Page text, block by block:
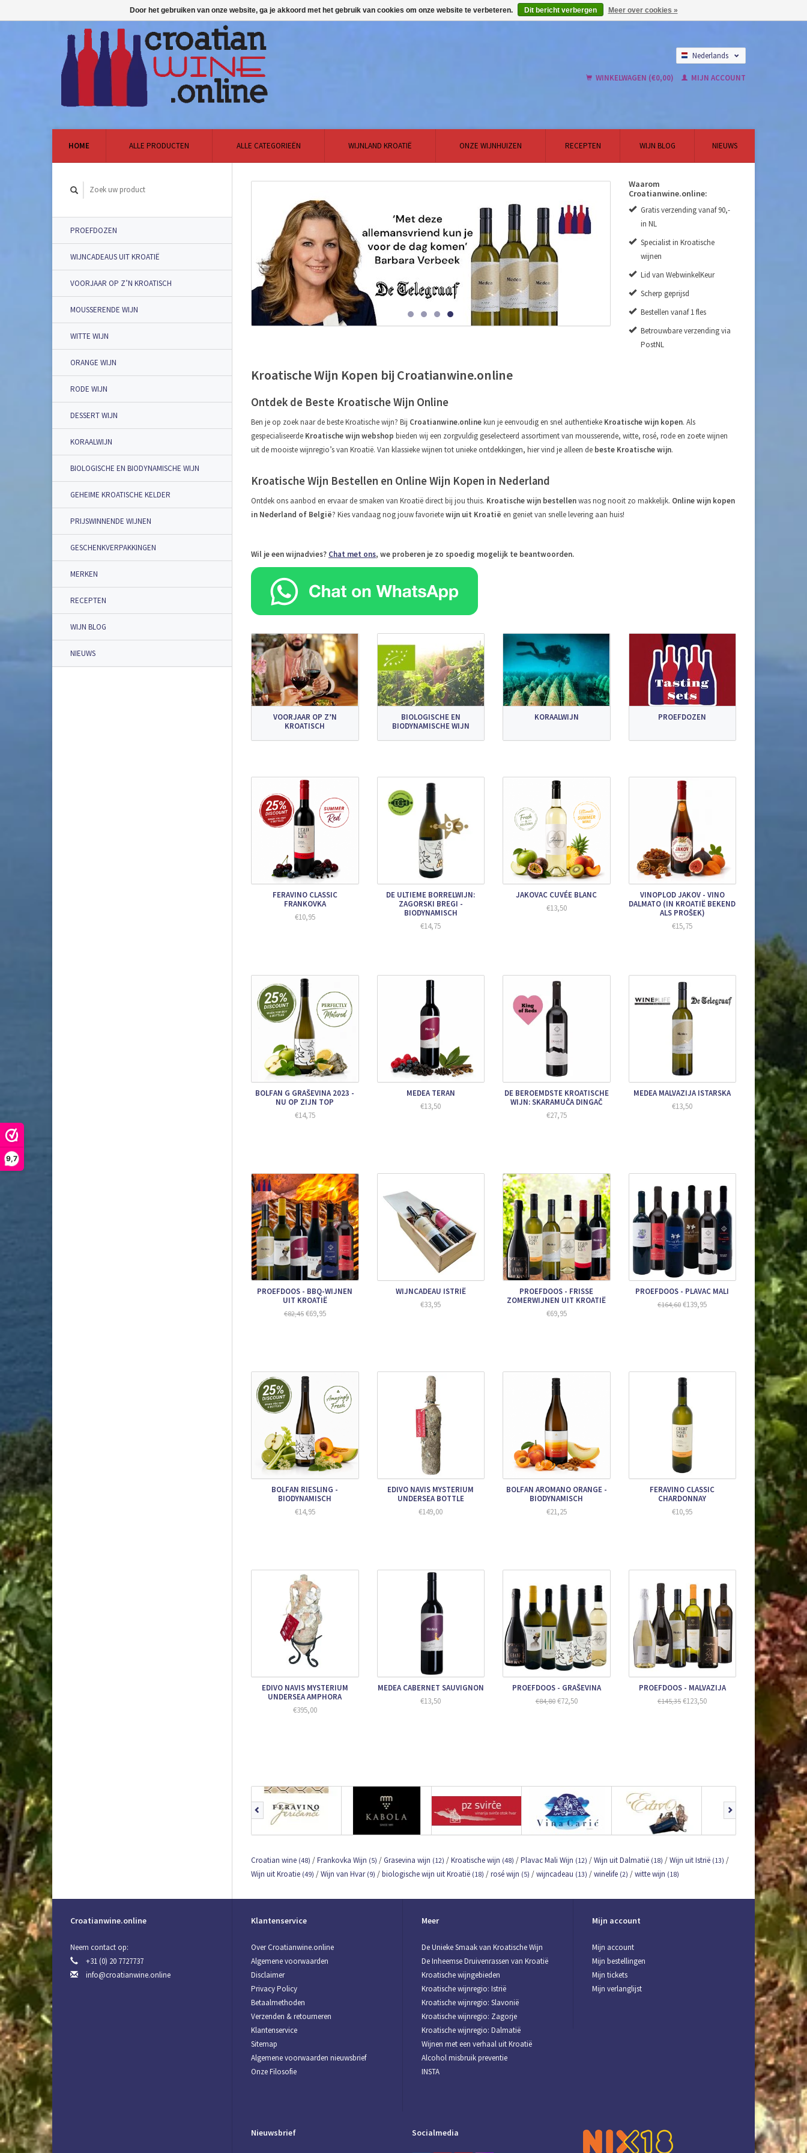
9,7
Nederlands
WINKELWAGEN (€0,00)
MIJN ACCOUNT
HOME ALLE PRODUCTEN ALLE CATEGORIEËN WIJNLAND KROATIË ONZE WIJNHUIZEN RECEPTEN WIJN BLOG NIEUWS
PROEFDOZEN
WIJNCADEAUS UIT KROATIË
VOORJAAR OP Z’N KROATISCH
MOUSSERENDE WIJN
WITTE WIJN
ORANGE WIJN
RODE WIJN
DESSERT WIJN
KORAALWIJN
BIOLOGISCHE EN BIODYNAMISCHE WIJN
GEHEIME KROATISCHE KELDER
PRIJSWINNENDE WIJNEN
GESCHENKVERPAKKINGEN
MERKEN
RECEPTEN
WIJN BLOG
NIEUWS
Waarom
Croatianwine.online:
Gratis verzending vanaf 90,-
in NL
Specialist in Kroatische
wijnen
Lid van WebwinkelKeur
Scherp geprijsd
Bestellen vanaf 1 fles
Betrouwbare verzending via
PostNL
Kroatische Wijn Kopen bij Croatianwine.online
Ontdek de Beste Kroatische Wijn Online
Ben je op zoek naar de beste Kroatische wijn? Bij Croatianwine.onlinekun je eenvoudig en snel authentieke Kroatische wijn kopen. Als
gespecialiseerde Kroatische wijn webshop bieden wij een zorgvuldig geselecteerd assortiment van mousserende, witte, rosé, rode en zoete wijnen
uit de mooiste wijnregio’s van Kroatië. Van klassieke wijnen tot unieke ontdekkingen, hier vind je alleen de beste Kroatische wijn.
Kroatische Wijn Bestellen en Online Wijn Kopen in Nederland
Ontdek ons aanbod en ervaar de smaken van Kroatië direct bij jou thuis. Kroatische wijn bestellenwas nog nooit zo makkelijk. Online wijn kopen
in Nederland of België? Kies vandaag nog jouw favorietewijn uit Kroatië en geniet van snelle levering aan huis!
Wil je een wijnadvies? Chat met ons, we proberen je zo spoedig mogelijk te beantwoorden.
VOORJAAR OP Z’N
KROATISCH
BIOLOGISCHE EN
BIODYNAMISCHE WIJN
KORAALWIJN PROEFDOZEN
FERAVINO CLASSIC
FRANKOVKA
€10,95
DE ULTIEME BORRELWIJN:
ZAGORSKI BREGI -
BIODYNAMISCH
€14,75
JAKOVAC CUVÉE BLANC
€13,50
VINOPLOD JAKOV - VINO
DALMATO (IN KROATIË BEKEND
ALS PROŠEK)
€15,75
BOLFAN G GRAŠEVINA 2023 -
NU OP ZIJN TOP
€14,75
MEDEA TERAN
€13,50
DE BEROEMDSTE KROATISCHE
WIJN: SKARAMUČA DINGAČ
€27,75
MEDEA MALVAZIJA ISTARSKA
€13,50
PROEFDOOS - BBQ-WIJNEN
UIT KROATIË
€82,45€69,95
WIJNCADEAU ISTRIË
€33,95
PROEFDOOS - FRISSE
ZOMERWIJNEN UIT KROATIË
€69,95
PROEFDOOS - PLAVAC MALI
€164,60 €139,95
BOLFAN RIESLING -
BIODYNAMISCH
€14,95
EDIVO NAVIS MYSTERIUM
UNDERSEA BOTTLE
€149,00
BOLFAN AROMANO ORANGE -
BIODYNAMISCH
€21,25
FERAVINO CLASSIC
CHARDONNAY
€10,95
EDIVO NAVIS MYSTERIUM
UNDERSEA AMPHORA
€395,00
MEDEA CABERNET SAUVIGNON
€13,50
PROEFDOOS - GRAŠEVINA
€84,80€72,50
PROEFDOOS - MALVAZIJA
€145,35 €123,50
Croatian wine (48) /Frankovka Wijn (5) /Grasevina wijn (12) /Kroatische wijn (48) /Plavac Mali Wijn (12) /Wijn uit Dalmatië (18) /Wijn uit Istrië (13) /
Wijn uit Kroatie (49) /Wijn van Hvar (9) /biologische wijn uit Kroatië (18) /rosé wijn (5) /wijncadeau (13) /winelife (2) /witte wijn (18)
Croatianwine.online
Neem contact op:
+31 (0) 20 7727737
info@croatianwine.online
Klantenservice
Over Croatianwine.online
Algemene voorwaarden
Disclaimer
Privacy Policy
Betaalmethoden
Verzenden & retourneren
Klantenservice
Sitemap
Algemene voorwaarden nieuwsbrief
Onze Filosofie
Meer
De Unieke Smaak van Kroatische Wijn
De Inheemse Druivenrassen van Kroatië
Kroatische wijngebieden
Kroatische wijnregio: Istrië
Kroatische wijnregio: Slavonië
Kroatische wijnregio: Zagorje
Kroatische wijnregio: Dalmatië
Wijnen met een verhaal uit Kroatië
Alcohol misbruik preventie
INSTA
Mijn account
Mijn account
Mijn bestellingen
Mijn tickets
Mijn verlanglijst
Nieuwsbrief Socialmedia
Door het gebruiken van onze website, ga je akkoord met het gebruik van cookies om onze website te verbeteren. Dit bericht verbergen Meer over cookies »